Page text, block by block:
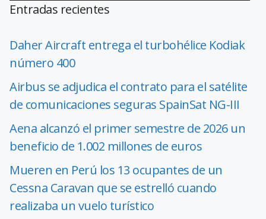
Entradas recientes
Daher Aircraft entrega el turbohélice Kodiak
número 400
Airbus se adjudica el contrato para el satélite
de comunicaciones seguras SpainSat NG-III
Aena alcanzó el primer semestre de 2026 un
beneficio de 1.002 millones de euros
Mueren en Perú los 13 ocupantes de un
Cessna Caravan que se estrelló cuando
realizaba un vuelo turístico